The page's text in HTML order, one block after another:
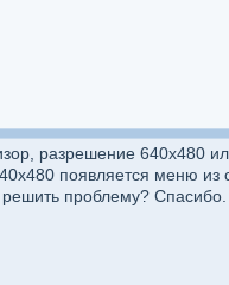
разрешение 640х480
появляется меню из
решить проблему? Спасибо.